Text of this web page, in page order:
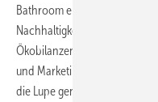
Bathroom en ­vogue. Doch
Nachhaltigkeit im Bad ist
Ökobilanzen, sondern vor
und Marketingexperte Frank
die Lupe genommen und